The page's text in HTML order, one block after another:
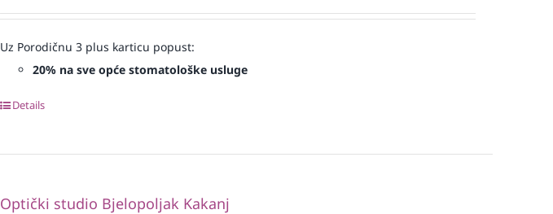
Uz Porodičnu 3 plus karticu popust:
20% na sve opće stomatološke usluge
Details
Optički studio Bjelopoljak Kakanj